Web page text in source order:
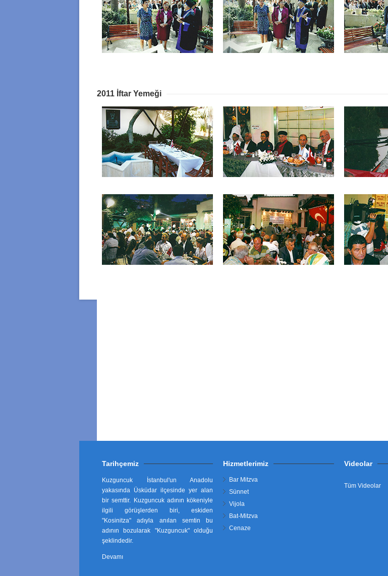
2011 İftar Yemeği
Tarihçemiz
Kuzguncuk İstanbul'un Anadolu
yakasında Üsküdar ilçesinde yer alan
bir semttir. Kuzguncuk adının kökeniyle
ilgili görüşlerden biri, eskiden
"Kosinitza" adıyla anılan semtin bu
adının bozularak "Kuzguncuk" olduğu
şeklindedir.
Devamı
Hizmetlerimiz
Bar Mitzva
Sünnet
Vijola
Bat-Mitzva
Cenaze
Videolar
Tüm Videolar